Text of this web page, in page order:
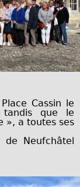
Cassin le
tandis que le
», a toutes ses
de Neufchâtel